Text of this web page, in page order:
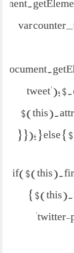
var
tweet');
}); } else {
{
'twitter-